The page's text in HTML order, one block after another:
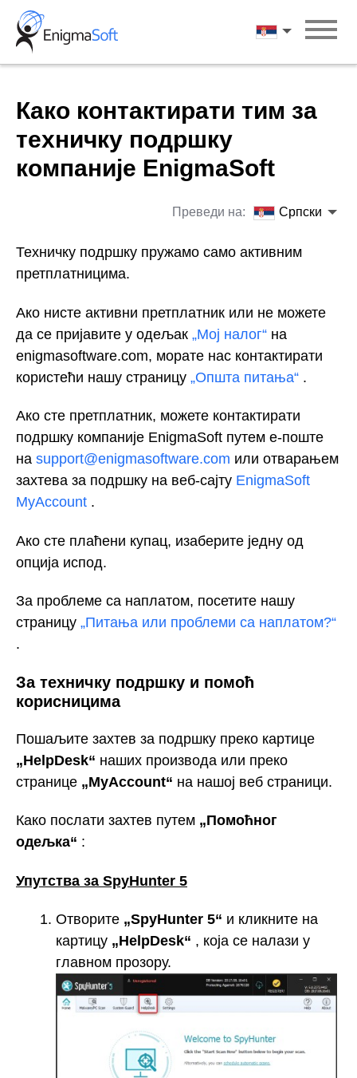
Skip
content
Српски
Како контактирати тим за
техничку подршку
компаније EnigmaSoft
Преведи на: Српски
Техничку подршку пружамо само активним
претплатницима.
Ако нисте активни претплатник или не можете
да се пријавите у одељак „Мој налог“ на
enigmasoftware.com, морате нас контактирати
користећи нашу страницу „Општа питања“ .
Ако сте претплатник, можете контактирати
подршку компаније EnigmaSoft путем е-поште
на support@enigmasoftware.com или отварањем
захтева за подршку на веб-сајту EnigmaSoft
MyAccount .
Ако сте плаћени купац, изаберите једну од
опција испод.
За проблеме са наплатом, посетите нашу
страницу „Питања или проблеми са наплатом?“
.
За техничку подршку и помоћ
корисницима
Пошаљите захтев за подршку преко картице
„HelpDesk“ наших производа или преко
странице „MyAccount“ на нашој веб страници.
Како послати захтев путем „Помоћног
одељка“ :
Упутства за SpyHunter 5
Отворите „SpyHunter 5“ и кликните на
картицу „HelpDesk“ , која се налази у
главном прозору.